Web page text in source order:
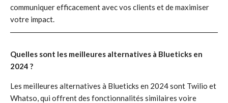
communiquer efficacement avec vos clients et de maximiser
votre impact.
Quelles sont les meilleures alternatives à Blueticks en
2024 ?
Les meilleures alternatives à Blueticks en 2024 sont Twilio et
Whatso, qui offrent des fonctionnalités similaires voire